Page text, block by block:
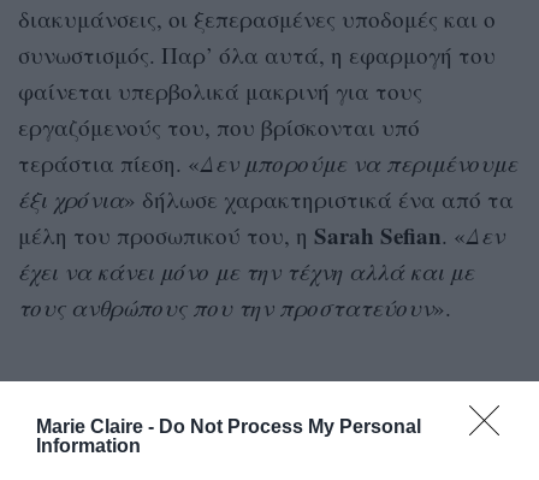
Marie Claire - Do Not Process My Personal
Information
διακυμάνσεις, οι ξεπερασμένες υποδομές και ο
συνωστισμός. Παρ’ όλα αυτά, η εφαρμογή του
φαίνεται υπερβολικά μακρινή για τους
εργαζόμενούς του, που βρίσκονται υπό
τεράστια πίεση. «Δεν μπορούμε να περιμένουμε
έξι χρόνια» δήλωσε χαρακτηριστικά ένα από τα
μέλη του προσωπικού του, η Sarah Sefian. «Δεν
έχει να κάνει μόνο με την τέχνη αλλά και με
τους ανθρώπους που την προστατεύουν».
Πρόσφατα ο Γάλλος πρόεδρος